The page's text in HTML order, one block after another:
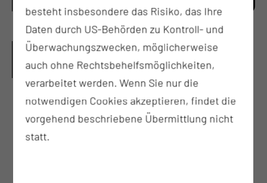
UNSERE ZERTIFIZIERTEN
ZENTREN
Wirbelsäulenzentrum
besteht insbesondere das Risiko, das Ihre
Daten durch US-Behörden zu Kontroll- und
Überwachungszwecken, möglicherweise
auch ohne Rechtsbehelfsmöglichkeiten,
verarbeitet werden. Wenn Sie nur die
notwendigen Cookies akzeptieren, findet die
vorgehend beschriebene Übermittlung nicht
statt.